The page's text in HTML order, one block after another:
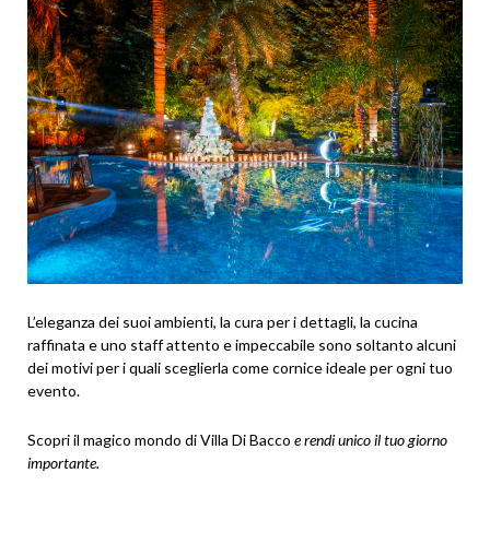
L’eleganza dei suoi ambienti, la cura per i dettagli, la cucina
raffinata e uno staff attento e impeccabile sono soltanto alcuni
dei motivi per i quali sceglierla come cornice ideale per ogni tuo
evento.
Scopri il magico mondo di Villa Di Bacco e rendi unico il tuo giorno
importante.